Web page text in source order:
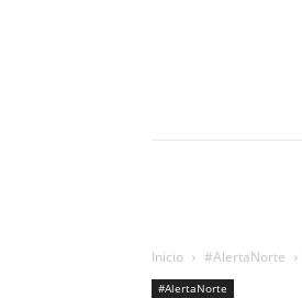
Inicio #AlertaNorte
#AlertaNorte